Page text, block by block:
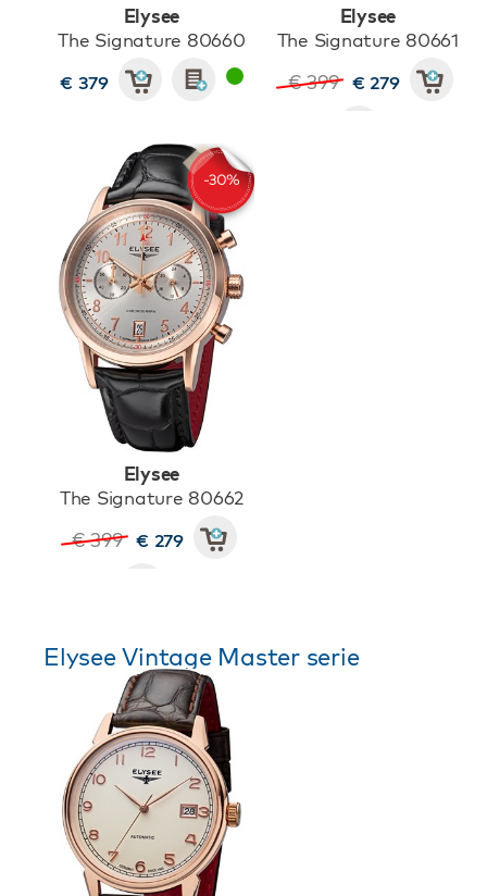
Elysee
The Signature 80660
€ 379
Elysee
The Signature 80661
€ 399 € 279
Elysee
The Signature 80662
€ 399 € 279
Elysee Vintage Master serie